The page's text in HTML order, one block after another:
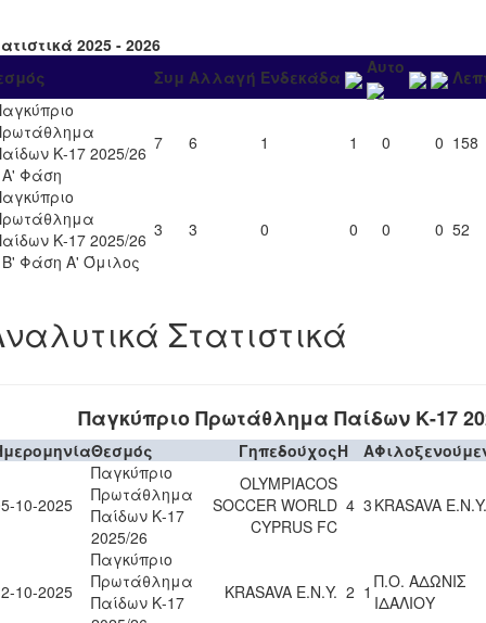
2025 - 2026
Συμ Αλλαγή Ενδεκάδα Αυτο
Κ-17 2025/26
Φάση
7 6 1 1 0 0 158
Κ-17 2025/26
Φάση Α' Όμιλος
3 3 0 0 0 0 52
Στατιστικά
Παγκύπριο Πρωτάθλημα Παίδων Κ-17
Θεσμός ΓηπεδούχοςH A
10-2025
Παγκύπριο
Πρωτάθλημα
Παίδων Κ-17
2025/26
OLYMPIACOS
SOCCER WORLD
CYPRUS FC
4 3 KRASAVA Ε.Ν.Y.
10-2025
Παγκύπριο
Πρωτάθλημα
Παίδων Κ-17
KRASAVA Ε.Ν.Y. 2 1 Π.Ο. ΑΔΩΝΙΣ
ΙΔΑΛΙΟΥ